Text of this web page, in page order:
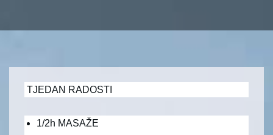
TJEDAN RADOSTI
1/2h MASAŽE